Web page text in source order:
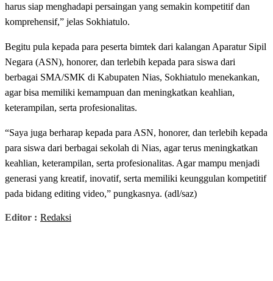
harus siap menghadapi persaingan yang semakin kompetitif dan
komprehensif,” jelas Sokhiatulo.
Begitu pula kepada para peserta bimtek dari kalangan Aparatur Sipil
Negara (ASN), honorer, dan terlebih kepada para siswa dari
berbagai SMA/SMK di Kabupaten Nias, Sokhiatulo menekankan,
agar bisa memiliki kemampuan dan meningkatkan keahlian,
keterampilan, serta profesionalitas.
“Saya juga berharap kepada para ASN, honorer, dan terlebih kepada
para siswa dari berbagai sekolah di Nias, agar terus meningkatkan
keahlian, keterampilan, serta profesionalitas. Agar mampu menjadi
generasi yang kreatif, inovatif, serta memiliki keunggulan kompetitif
pada bidang editing video,” pungkasnya. (adl/saz)
Editor : Redaksi